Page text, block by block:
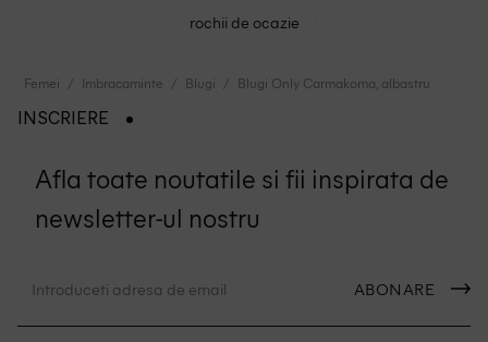
rochii de ocazie
Femei Imbracaminte Blugi Blugi Only Carmakoma, albastru
INSCRIERE
Afla toate noutatile si fii inspirata de
newsletter-ul nostru
ABONARE